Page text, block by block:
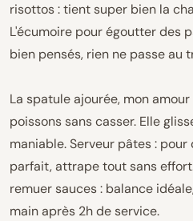
risottos : tient super bien la
L'écumoire pour égoutter des
bien pensés, rien ne passe au
La spatule ajourée, mon
poissons sans casser. Elle
maniable. Serveur pâtes :
parfait, attrape tout sans
remuer sauces : balance
main après 2h de service.